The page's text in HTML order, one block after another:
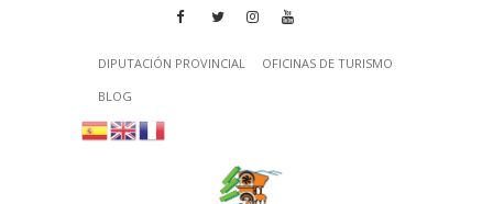
DIPUTACIÓN PROVINCIAL
OFICINAS DE TURISMO
BLOG